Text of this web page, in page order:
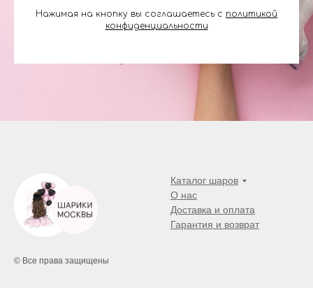
Нажимая на кнопку вы соглашаетесь с политикой
конфиденциальности
© Все права защищены
Каталог шаров
О нас
Доставка и оплата
Гарантия и возврат